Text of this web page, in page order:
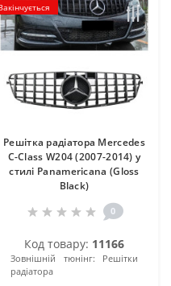
Решітка радіатора Mercedes
C-Class W204 (2007-2014) у
стилі Panamericana (Gloss
Black)
0
Код товару: 11166
Зовнішній тюнінг:
Решітки
радіатора